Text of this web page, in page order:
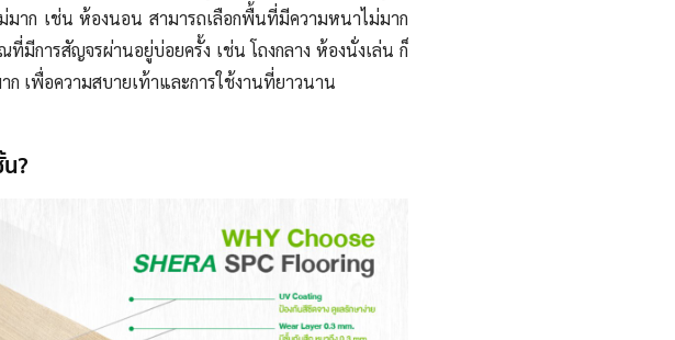
มาก เช่น ห้องนอน สามารถเลือกพื้นที่มีความหนาไม่มาก
ที่มีการสัญจรผ่านอยู่บ่อยครั้ง เช่น โถงกลาง ห้องนั่งเล่น ก็
เพื่อความสบายเท้าและการใช้งานที่ยาวนาน
?